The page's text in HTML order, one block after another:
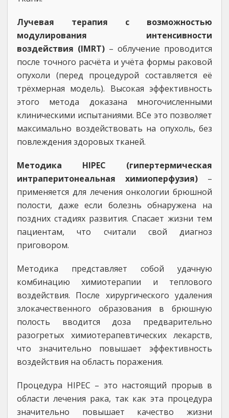
Лучевая терапия с возможностью
модулирования интенсивности
воздействия (IMRT) – облучение проводится
после точного расчёта и учёта формы раковой
опухоли (перед процедурой составляется её
трёхмерная модель). Высокая эффективность
этого метода доказана многочисленными
клиническими испытаниями. ВСе это позволяет
максимально воздействовать на опухоль, без
повлеждения здоровых тканей.
Методика HIPEC (гипертермическая
интраперитонеальная химиоперфузия) –
применяется для лечения онкологии брюшной
полости, даже если болезнь обнаружена на
поздних стадиях развития. Спасает жизни тем
пациентам, что считали свой диагноз
приговором.
Методика представляет собой удачную
комбинацию химиотерапии и теплового
воздействия. После хирургического удаления
злокачественного образования в брюшную
полость вводится доза предварительно
разогретых химиотерапевтических лекарств,
что значительно повышает эффективность
воздействия на область поражения.
Процедура HIPEC – это настоящий прорыв в
области лечения рака, так как эта процедура
значительно повышает качество жизни